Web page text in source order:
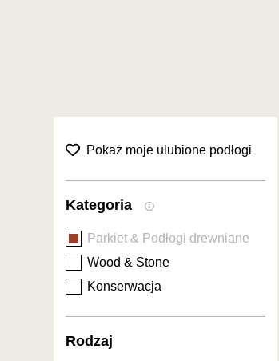
collection.favorites filter title
Pokaż moje ulubione podłogi
Kategoria
Parkiet & Podłogi drewniane
Wood & Stone
Konserwacja
Rodzaj